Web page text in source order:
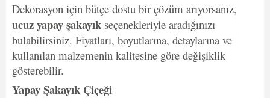
Dekorasyon için bütçe dostu bir çözüm arıyorsanız,
ucuz yapay şakayık seçenekleriyle aradığınızı
bulabilirsiniz. Fiyatları, boyutlarına, detaylarına ve
kullanılan malzemenin kalitesine göre değişiklik
gösterebilir.
Yapay Şakayık Çiçeği